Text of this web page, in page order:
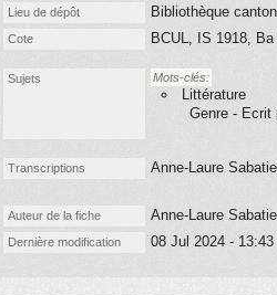
Lieu de dépôt Bibliothèque
Cote BCUL, IS 1918, Ba
Sujets Mots-clés:
Littérature
Genre - Ecrit
Transcriptions Anne-Laure
Auteur de la fiche Anne-Laure
Dernière modification 08 Jul 2024 -